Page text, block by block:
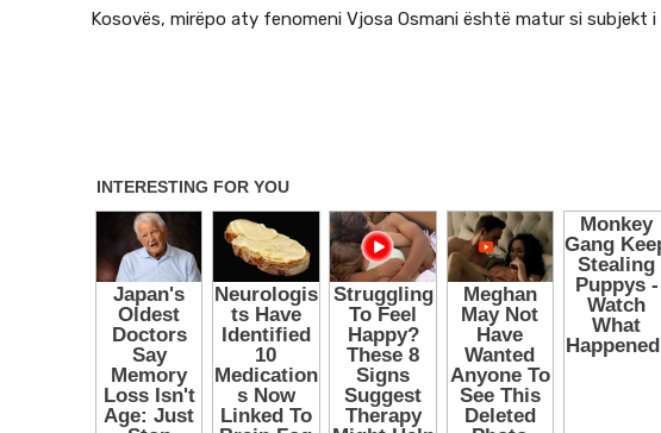
Kosovës, mirëpo aty fenomeni Vjosa Osmani është matur si subjekt